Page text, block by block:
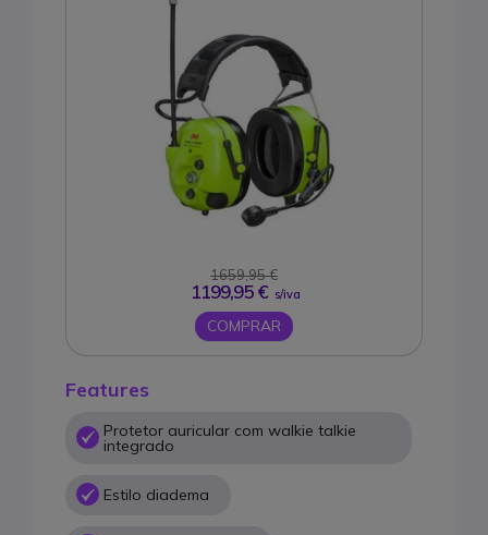
Features
Protetor auricular com walkie talkie
integrado
Estilo diadema
1659,95 €
1199,95 € s/iva
COMPRAR